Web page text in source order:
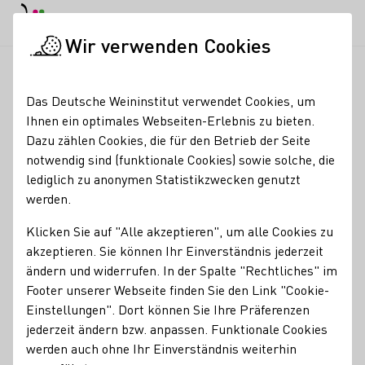
Weingut Waldemar
Braun
Gewölbekeller mit Kunstaustellung, April bis Oktober
Weinbar im mediterranen Gutshof, Öffnungszeiten:
Sommer Montags-Samstags von 10-12 Uhr und 13:30-18
Uhr Sonn- und Feiertags von 10-12 Uhr, Winter Montags-
Samstags 10-12 Uhr und 13:30 - 17 Uhr
Erzeugnisse
Perlwein / Secco Sekt Wein Roséwein Eiswein
Wir verwenden Cookies
Das Deutsche Weininstitut verwendet Cookies, um
Ihnen ein optimales Webseiten-Erlebnis zu bieten.
Dazu zählen Cookies, die für den Betrieb der Seite
notwendig sind (funktionale Cookies) sowie solche, die
lediglich zu anonymen Statistikzwecken genutzt
werden.
Klicken Sie auf "Alle akzeptieren", um alle Cookies zu
akzeptieren. Sie können Ihr Einverständnis jederzeit
ändern und widerrufen. In der Spalte "Rechtliches" im
Footer unserer Webseite finden Sie den Link "Cookie-
Einstellungen". Dort können Sie Ihre Präferenzen
jederzeit ändern bzw. anpassen. Funktionale Cookies
werden auch ohne Ihr Einverständnis weiterhin